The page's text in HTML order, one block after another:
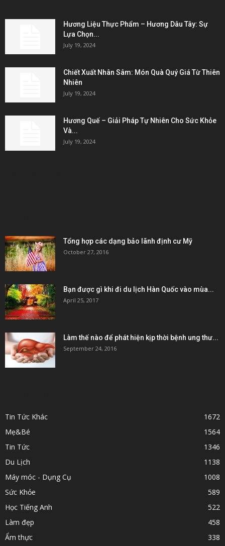
Hương Liệu Thực Phẩm – Hương Dâu Tây: Sự
Lựa Chọn...
July 19, 2024
Chiết Xuất Nhân Sâm: Món Quà Quý Giá Từ Thiên
Nhiên
July 19, 2024
Hương Quế – Giải Pháp Tự Nhiên Cho Sức Khỏe
Và...
July 19, 2024
Tổng hợp các dạng bảo lãnh định cư Mỹ
October 27, 2016
Bạn được gì khi đi du lịch Hàn Quốc vào mùa...
April 25, 2017
Làm thế nào để phát hiện kịp thời bệnh ung thư...
September 24, 2016
Tin Tức Khác
1672
Mẹ&Bé
1564
Tin Tức
1346
Du Lịch
1138
Máy móc - Dụng Cụ
1008
Sức Khỏe
589
Học Tiếng Anh
522
Làm đẹp
458
Ẩm thực
338